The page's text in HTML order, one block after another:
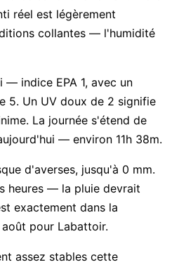
réel est légèrement
collantes — l'humidité
— indice EPA 1, avec un
5. Un UV doux de 2 signifie
La journée s'étend de
— environ 11h 38m.
d'averses, jusqu'à 0 mm.
heures — la pluie devrait
exactement dans la
pour Labattoir.
assez stables cette